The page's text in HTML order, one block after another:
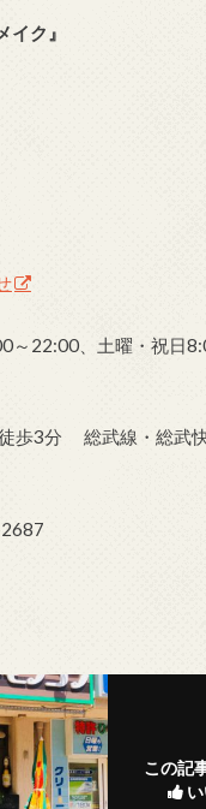
イク』
～22:00、土曜・祝日
徒歩3分 総武線・総武
この記